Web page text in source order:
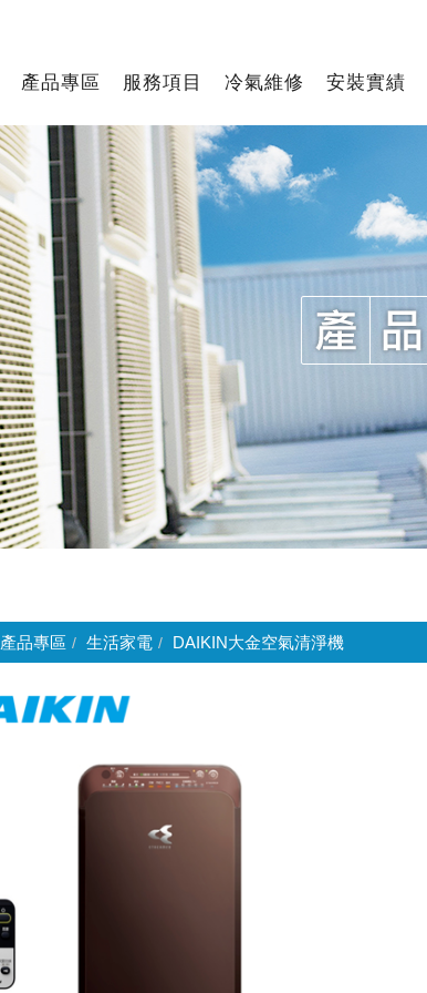
產品專區 服務項目 冷氣維修 安裝實績
產品專區 生活家電 DAIKIN大金空氣清淨機